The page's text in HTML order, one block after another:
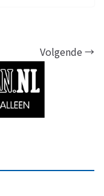
Volgende →